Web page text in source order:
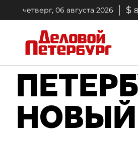
четверг, 06 августа 2026 $